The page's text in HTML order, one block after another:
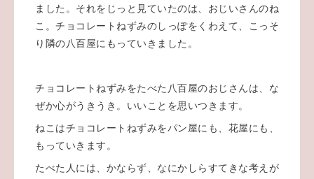
ました。それをじっと見ていたのは、おじいさんのね
こ。 チョコレートねずみのしっぽをくわえて、こっそ
り隣の八百屋にもっていきました。
チョコレートねずみをたべた八百屋のおじさんは、な
ぜか心がうきうき。いいことを思いつきます。
ねこはチョコレートねずみをパン屋にも、花屋にも、
もっていきます。
たべた人には、かならず、なにかしらすてきな考えが